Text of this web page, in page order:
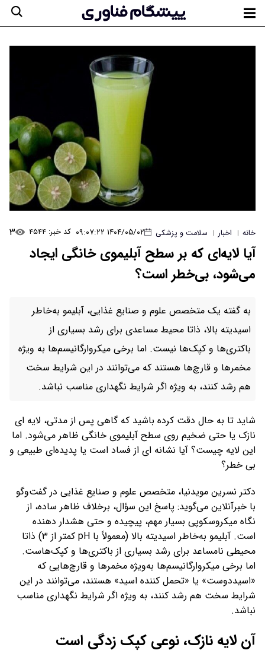
خانه | اخبار | سلامت و پزشکی ۱۴۰۴/۰۵/۰۲ ۰۹:۰۷:۲۲ کد خبر: ۴۵۴۴ ۳
آیا لایه‌ای که بر سطح آبلیموی خانگی ایجاد
می‌شود، بی‌خطر است؟
به گفته یک متخصص علوم و صنایع غذایی، آبلیمو به‌خاطر
اسیدیته بالا، ذاتا محیط مساعدی برای رشد بسیاری از
باکتری‌ها و کپک‌ها نیست. اما برخی میکروارگانیسم‌ها به‌ ویژه
مخمرها و قارچ‌ها هستند که می‌توانند در این شرایط سخت
هم رشد کنند، به ویژه اگر شرایط نگهداری مناسب نباشد.
شاید تا به حال دقت کرده‌ باشید که گاهی پس از مدتی، لایه‌ ای
نازک یا حتی ضخیم روی سطح آبلیموی خانگی ظاهر می‌شود. اما
این لایه چیست؟ آیا نشانه‌ ای از فساد است یا پدیده‌ای طبیعی و
بی‌ خطر؟
دکتر نسرین مویدنیا، متخصص علوم و صنایع غذایی در گفت‌وگو
با خبرآنلاین می‌گوید: پاسخ این سؤال، برخلاف ظاهر ساده‌، از
نگاه میکروسکوپی بسیار مهم، پیچیده و حتی هشدار دهنده
است. آبلیمو به‌خاطر اسیدیته بالا (معمولاً با pH کمتر از ۳) ذاتا
محیطی نامساعد برای رشد بسیاری از باکتری‌ها و کپک‌هاست.
اما برخی میکروارگانیسم‌ها به‌ویژه مخمرها و قارچ‌هایی که
«اسیددوست» یا «تحمل کننده اسید» هستند، می‌توانند در این
شرایط سخت هم رشد کنند، به ویژه اگر شرایط نگهداری مناسب
نباشد.
آن لایه نازک، نوعی کپک زدگی است